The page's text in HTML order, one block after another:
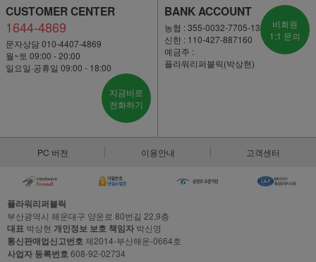
CUSTOMER CENTER
1644-4869
문자상담 010-4407-4869
월~토 09:00 - 20:00
일요일·공휴일 09:00 - 18:00
지금바로
전화하기
BANK ACCOUNT
농협 : 355-0032-7705-13
신한 : 110-427-887160
예금주 :
플라워리퍼블릭(박상현)
비회원
1:1 문의
PC 버전 이용안내 고객센터
플라워리퍼블릭
부산광역시 해운대구 양운로 80번길 22,9층
대표 박상현 개인정보 보호 책임자 박신영
통신판매업신고번호제2014-부산해운-0664호
사업자 등록번호608-92-02734